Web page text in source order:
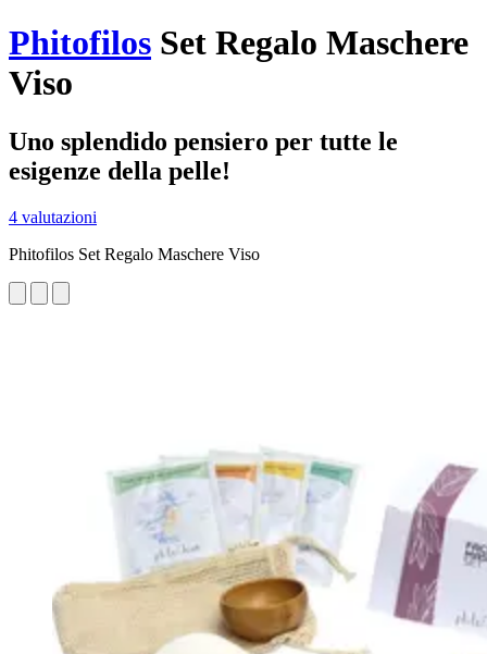
Phitofilos Set Regalo Maschere
Viso
Uno splendido pensiero per tutte le
esigenze della pelle!
4 valutazioni
Phitofilos Set Regalo Maschere Viso